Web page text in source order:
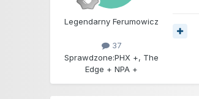
Legendarny Ferumowicz
37
Sprawdzone:PHX +, The
Edge + NPA +